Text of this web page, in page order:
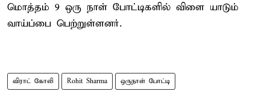
மொத்தம் 9 ஒரு நாள் போட்டிகளில் விளை யாடும்
வாய்ப்பை பெற்றுள்ளனர்.
விராட் கோலி Rohit Sharma ஒருநாள் போட்டி